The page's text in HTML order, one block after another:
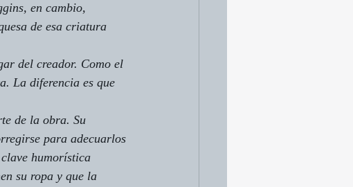
en cambio,
de esa criatura
del creador. Como el
La diferencia es que
de la obra. Su
para adecuarlos
humorística
su ropa y que la